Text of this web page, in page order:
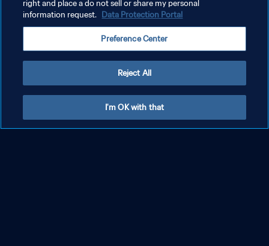
right and place a do not sell or share my personal
information request. Data Protection Portal
Preference Center
Reject All
I'm OK with that